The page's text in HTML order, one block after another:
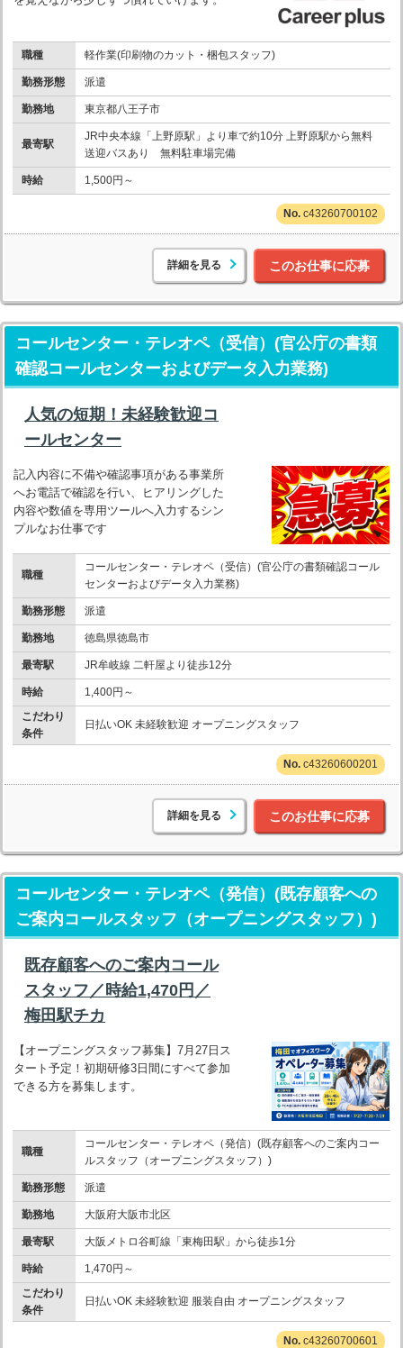
職種 軽作業(印刷物のカット・梱包スタッフ)
勤務形態 派遣
勤務地 東京都八王子市
最寄駅
JR中央本線「上野原駅」より車で約10分 上野原駅から無料
送迎バスあり 無料駐車場完備
時給 1,500円～
c43260700102
詳細を見る このお仕事に応募
コールセンター・テレオペ（受信）(官公庁の書類
確認コールセンターおよびデータ入力業務)
人気の短期！未経験歓迎コ
ールセンター
記入内容に不備や確認事項がある事業所
へお電話で確認を行い、ヒアリングした
内容や数値を専用ツールへ入力するシン
プルなお仕事です
職種
コールセンター・テレオペ（受信）(官公庁の書類確認コール
センターおよびデータ入力業務)
勤務形態 派遣
勤務地 徳島県徳島市
最寄駅 JR牟岐線 二軒屋より徒歩12分
時給
1,400円～
こだわり
条件
日払いOK 未経験歓迎 オープニングスタッフ
c43260600201
詳細を見る このお仕事に応募
コールセンター・テレオペ（発信）(既存顧客への
ご案内コールスタッフ（オープニングスタッフ）)
既存顧客へのご案内コール
スタッフ／時給1,470円／
梅田駅チカ
【オープニングスタッフ募集】7月27日ス
タート予定！初期研修3日間にすべて参加
できる方を募集します。
職種
コールセンター・テレオペ（発信）(既存顧客へのご案内コー
ルスタッフ（オープニングスタッフ）)
勤務形態 派遣
勤務地 大阪府大阪市北区
最寄駅 大阪メトロ谷町線「東梅田駅」から徒歩1分
時給
1,470円～
こだわり
条件
日払いOK 未経験歓迎 服装自由 オープニングスタッフ
c43260700601